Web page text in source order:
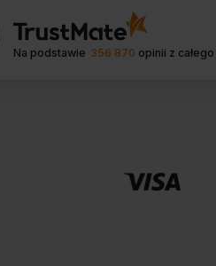
Na podstawie 356 870 opinii z